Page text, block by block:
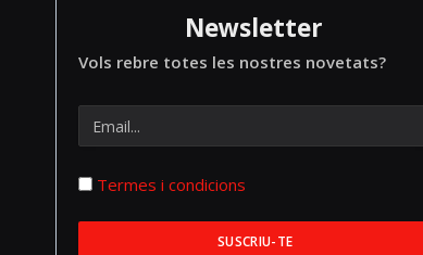
Newsletter
Vols rebre totes les nostres novetats?
Termes i condicions